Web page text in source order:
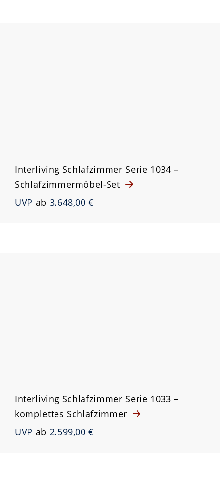
Interliving Schlafzimmer Serie 1034 –
Schlafzimmermöbel-Set
UVP ab 3.648,00 €
Interliving Schlafzimmer Serie 1033 –
komplettes Schlafzimmer
UVP ab 2.599,00 €